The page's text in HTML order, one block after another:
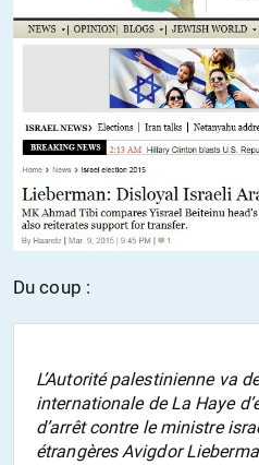
Du coup :
L’Autorité palestinienne va
internationale de La Haye
d’arrêt contre le ministre
étrangères Avigdor